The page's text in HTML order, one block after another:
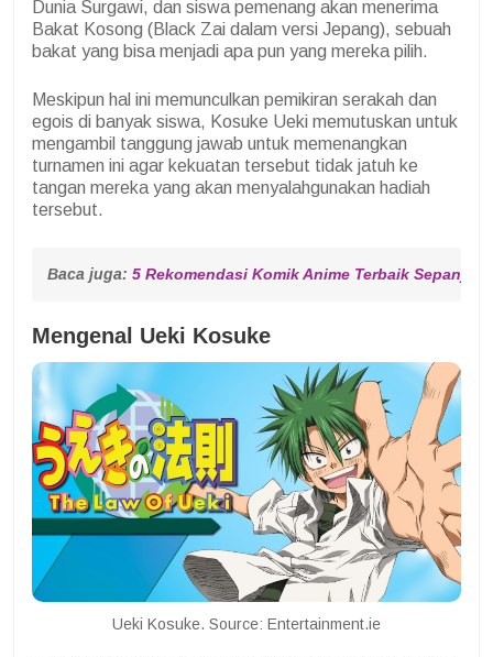
Dunia Surgawi, dan siswa pemenang akan menerima
Bakat Kosong (Black Zai dalam versi Jepang), sebuah
bakat yang bisa menjadi apa pun yang mereka pilih.
Meskipun hal ini memunculkan pemikiran serakah dan
egois di banyak siswa, Kosuke Ueki memutuskan untuk
mengambil tanggung jawab untuk memenangkan
turnamen ini agar kekuatan tersebut tidak jatuh ke
tangan mereka yang akan menyalahgunakan hadiah
tersebut.
Baca juga: 5 Rekomendasi Komik Anime Terbaik
Mengenal Ueki Kosuke
Ueki Kosuke. Source: Entertainment.ie